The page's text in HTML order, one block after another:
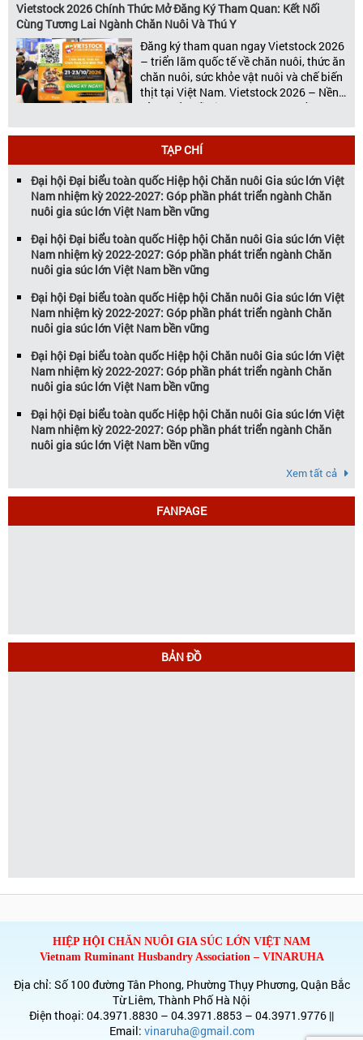
chuyên ngành Chăn nuôi, Thức ăn chăn
nuôi và Chế biến thịt, Vietstock Expo &
Vietstock 2026 Chính Thức Mở Đăng Ký Tham Quan: Kết Nối
Cùng Tương Lai Ngành Chăn Nuôi Và Thú Y
Đăng ký tham quan ngay Vietstock 2026
– triển lãm quốc tế về chăn nuôi, thức ăn
chăn nuôi, sức khỏe vật nuôi và chế biến
thịt tại Việt Nam. Vietstock 2026 – Nền
Tảng Kết Nối Kinh Doanh Hàng Đầu Cho
ngày 21 – 23 […]
TẠP CHÍ
Đại hội Đại biểu toàn quốc Hiệp hội Chăn nuôi Gia súc lớn Việt
Nam nhiệm kỳ 2022-2027: Góp phần phát triển ngành Chăn
nuôi gia súc lớn Việt Nam bền vững
Đại hội Đại biểu toàn quốc Hiệp hội Chăn nuôi Gia súc lớn Việt
Nam nhiệm kỳ 2022-2027: Góp phần phát triển ngành Chăn
nuôi gia súc lớn Việt Nam bền vững
Đại hội Đại biểu toàn quốc Hiệp hội Chăn nuôi Gia súc lớn Việt
Nam nhiệm kỳ 2022-2027: Góp phần phát triển ngành Chăn
nuôi gia súc lớn Việt Nam bền vững
Đại hội Đại biểu toàn quốc Hiệp hội Chăn nuôi Gia súc lớn Việt
Nam nhiệm kỳ 2022-2027: Góp phần phát triển ngành Chăn
nuôi gia súc lớn Việt Nam bền vững
Đại hội Đại biểu toàn quốc Hiệp hội Chăn nuôi Gia súc lớn Việt
Nam nhiệm kỳ 2022-2027: Góp phần phát triển ngành Chăn
nuôi gia súc lớn Việt Nam bền vững
Xem tất cả
FANPAGE
BẢN ĐỒ
HIỆP HỘI CHĂN NUÔI GIA SÚC LỚN VIỆT NAM
Vietnam Ruminant Husbandry Association – VINARUHA
Địa chỉ: Số 100 đường Tân Phong, Phường Thụy Phương, Quận Bắc
Từ Liêm, Thành Phố Hà Nội
Điện thoại: 04.3971.8830 – 04.3971.8853 – 04.3971.9776 ||
Email: vinaruha@gmail.com